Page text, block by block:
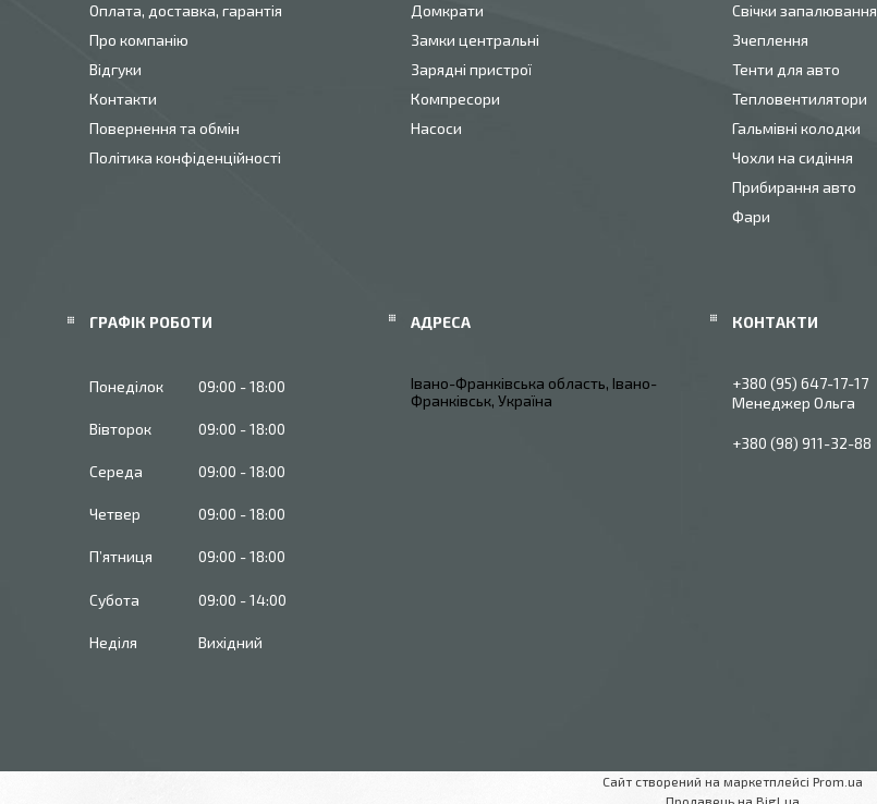
Оплата, доставка, гарантія
Про компанію
Відгуки
Контакти
Повернення та обмін
Політика конфіденційності
Домкрати
Замки центральні
Зарядні пристрої
Компресори
Насоси
Свічки запалювання
Зчеплення
Тенти для авто
Тепловентилятори
Гальмівні колодки
Чохли на сидіння
Прибирання авто
Фари
ГРАФІК РОБОТИ
Понеділок 09:00 18:00
Вівторок 09:00 18:00
Середа 09:00 18:00
Четвер 09:00 18:00
Пʼятниця 09:00 18:00
Субота 09:00 14:00
Неділя Вихідний
Івано-Франківська область, Івано-
Франківськ, Україна
+380 (95) 647-17-17
Менеджер Ольга
+380 (98) 911-32-88
Сайт створений на маркетплейсі Prom.ua
Продавець на Bigl.ua